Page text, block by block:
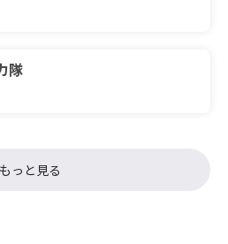
隊
もっと見る